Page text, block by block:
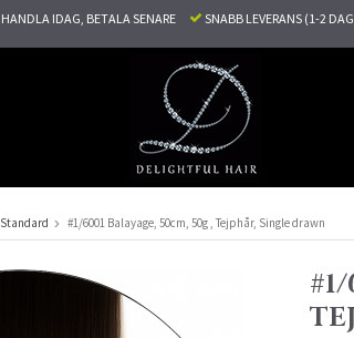
HANDLA IDAG, BETALA SENARE SNABB LEVERANS (1-2
Standard #1/6001 Balayage, 50cm, 50g , Tejphår, Single drawn